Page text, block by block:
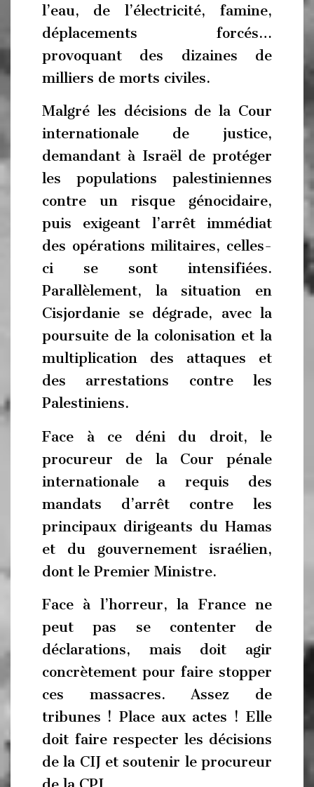
l’eau, de l’électricité, famine,
déplacements forcés…
provoquant des dizaines de
milliers de morts civiles.
Malgré les décisions de la Cour
internationale de justice,
demandant à Israël de protéger
les populations palestiniennes
contre un risque génocidaire,
puis exigeant l’arrêt immédiat
des opérations militaires, celles-
ci se sont intensifiées.
Parallèlement, la situation en
Cisjordanie se dégrade, avec la
poursuite de la colonisation et la
multiplication des attaques et
des arrestations contre les
Palestiniens.
Face à ce déni du droit, le
procureur de la Cour pénale
internationale a requis des
mandats d’arrêt contre les
principaux dirigeants du Hamas
et du gouvernement israélien,
dont le Premier Ministre.
Face à l’horreur, la France ne
peut pas se contenter de
déclarations, mais doit agir
concrètement pour faire stopper
ces massacres. Assez de
tribunes ! Place aux actes ! Elle
doit faire respecter les décisions
de la CIJ et soutenir le procureur